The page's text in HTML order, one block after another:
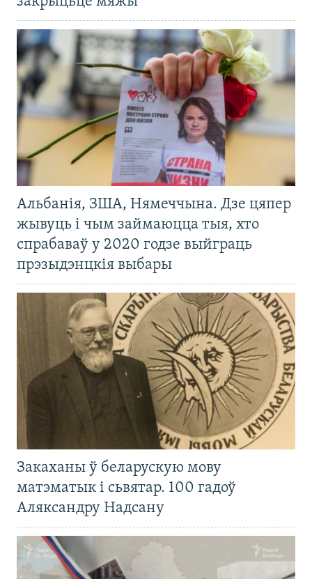
Альбанія, ЗША, Нямеччына. Дзе цяпер
жывуць і чым займаюцца тыя, хто
спрабаваў у 2020 годзе выйграць
прэзыдэнцкія выбары
Закаханы ў беларускую мову
матэматык і сьвятар. 100 гадоў
Аляксандру Надсану